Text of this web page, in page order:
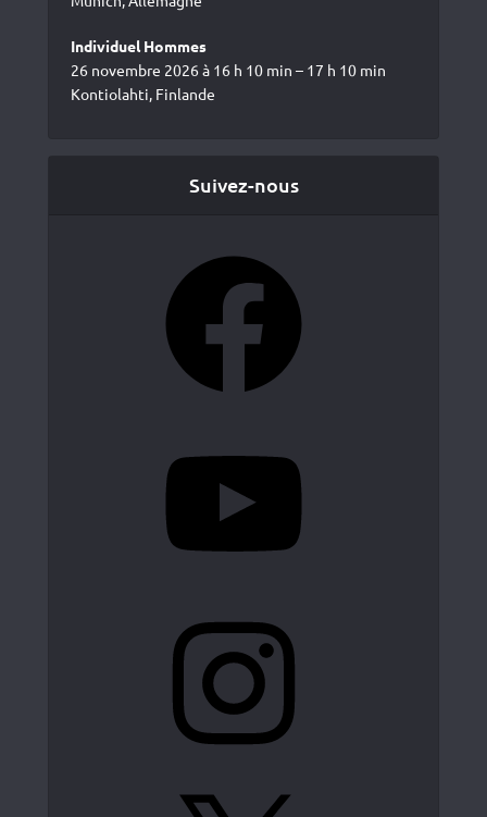
Individuel Hommes
26 novembre 2026 à 16 h 10 min – 17 h 10 min
Kontiolahti, Finlande
Suivez-nous